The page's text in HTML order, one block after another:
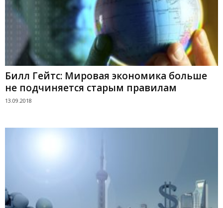
Билл Гейтс: Мировая экономика больше
не подчиняется старым правилам
13.09.2018